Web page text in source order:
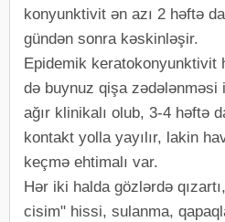
konyunktivit ən azı 2 həftə
gündən sonra kəskinləşir.
Epidemik keratokonyunktivit
də buynuz qişa zədələnməsi
ağır klinikalı olub, 3-4 həftə
kontakt yolla yayılır, lakin
keçmə ehtimalı var.
Hər iki halda gözlərdə
cisim" hissi, sulanma,